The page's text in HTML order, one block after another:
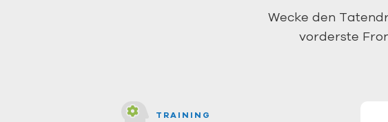
Wecke den
vorderste
TRAINING